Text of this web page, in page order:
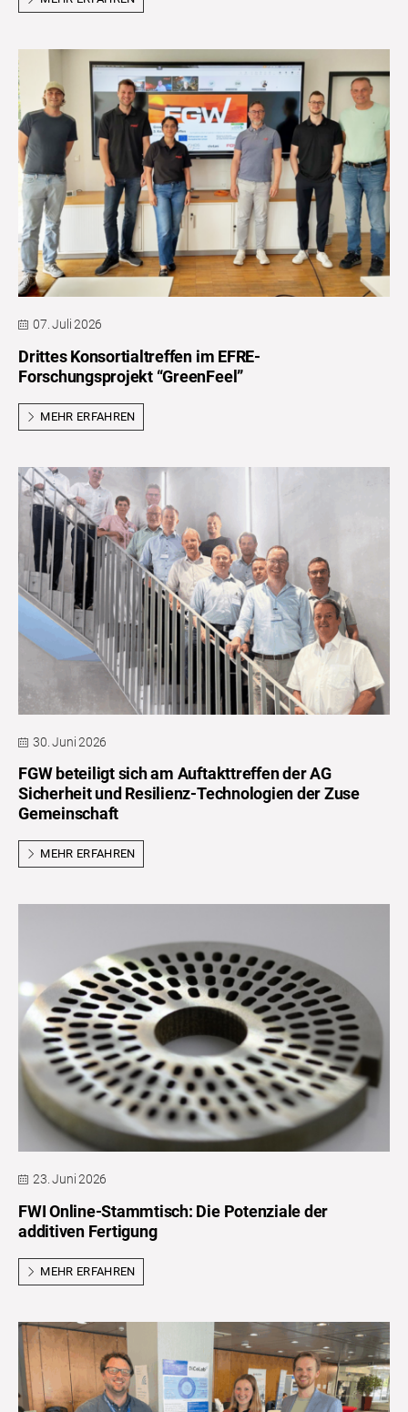
07. Juli 2026
Drittes Konsortialtreffen im EFRE-
Forschungsprojekt “GreenFeel”
MEHR ERFAHREN
30. Juni 2026
FGW beteiligt sich am Auftakttreffen der AG
Sicherheit und Resilienz-Technologien der Zuse
Gemeinschaft
MEHR ERFAHREN
23. Juni 2026
FWI Online-Stammtisch: Die Potenziale der
additiven Fertigung
MEHR ERFAHREN